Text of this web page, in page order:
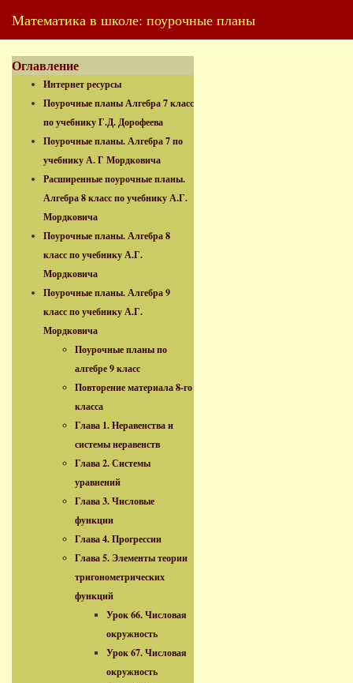
Математика в школе: поурочные планы
Оглавление
Интернет ресурсы
Поурочные планы Алгебра 7 класс
по учебнику Г.Д. Дорофеева
Поурочные планы. Алгебра 7 по
учебнику А. Г Мордковича
Расширенные поурочные планы.
Алгебра 8 класс по учебнику А.Г.
Мордковича
Поурочные планы. Алгебра 8
класс по учебнику А.Г.
Мордковича
Поурочные планы. Алгебра 9
класс по учебнику А.Г.
Мордковича
Поурочные планы по
алгебре 9 класс
Повторение материала 8-го
класса
Глава 1. Неравенства и
системы неравенств
Глава 2. Системы
уравнений
Глава 3. Числовые
функции
Глава 4. Прогрессии
Глава 5. Элементы теории
тригонометрических
функций
Урок 66. Числовая
окружность
Урок 67. Числовая
окружность